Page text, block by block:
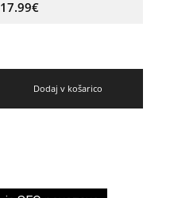
17.99€
Dodaj v košarico